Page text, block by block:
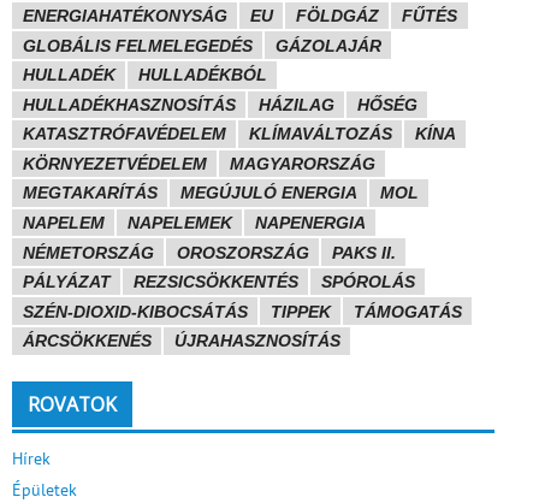
ENERGIAHATÉKONYSÁG
EU FÖLDGÁZ
FŰTÉS
GLOBÁLIS FELMELEGEDÉS
GÁZOLAJÁR
HULLADÉK
HULLADÉKBÓL
HULLADÉKHASZNOSÍTÁS
HÁZILAG
HŐSÉG
KATASZTRÓFAVÉDELEM
KLÍMAVÁLTOZÁS
KÍNA
KÖRNYEZETVÉDELEM
MAGYARORSZÁG
MEGTAKARÍTÁS
MEGÚJULÓ ENERGIA
MOL
NAPELEM
NAPELEMEK
NAPENERGIA
NÉMETORSZÁG
OROSZORSZÁG
PAKS II.
PÁLYÁZAT
REZSICSÖKKENTÉS
SPÓROLÁS
SZÉN-DIOXID-KIBOCSÁTÁS
TIPPEK
TÁMOGATÁS
ÁRCSÖKKENÉS
ÚJRAHASZNOSÍTÁS
ROVATOK
Hírek
Épületek